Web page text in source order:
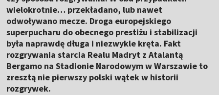
wielokrotnie… przekładano, lub nawet
odwoływano mecze. Droga europejskiego
superpucharu do obecnego prestiżu i stabilizacji
była naprawdę długa i niezwykle kręta. Fakt
rozgrywania starcia Realu Madryt z Atalantą
Bergamo na Stadionie Narodowym w Warszawie to
zresztą nie pierwszy polski wątek w historii
rozgrywek.